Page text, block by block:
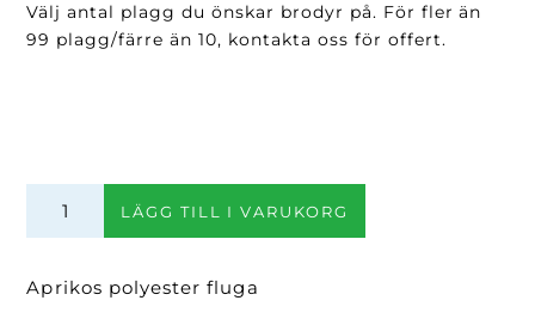
Aprikos polyester fluga
Välj antal plagg du önskar brodyr på. För fler än
99 plagg/färre än 10, kontakta oss för offert.
fluga
LÄGG TILL I VARUKORG